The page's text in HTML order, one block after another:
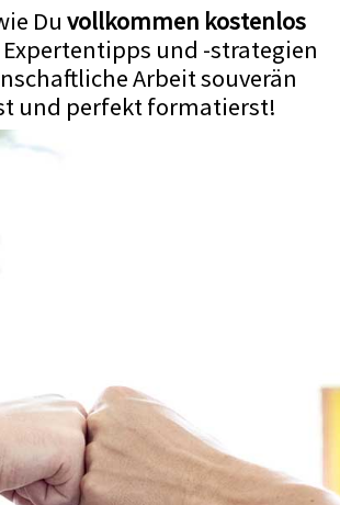
Du vollkommen kostenlos
und -strategien
Arbeit souverän
und perfekt formatierst!